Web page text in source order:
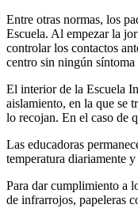
Entre otras normas, los
Escuela. Al empezar la
controlar los contactos
centro sin ningún
El interior de la Escuela
aislamiento, en la que se
lo recojan. En el caso de
Las educadoras
temperatura diariamente
Para dar cumplimiento a
de infrarrojos, papeleras